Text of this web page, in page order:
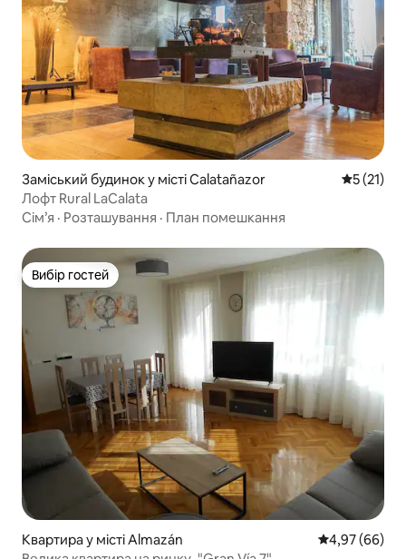
Заміський будинок у місті Calatañazor Середня
5 (21)
Лофт Rural LaCalata
Сім’я · Розташування · План помешкання
Вибір гостей
Вибір гостей
Квартира у місті Almazán Середня
4,97 (66)